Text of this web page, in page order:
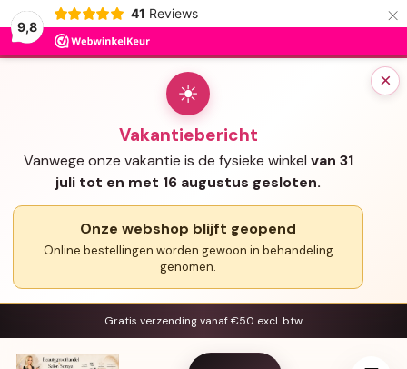
9,8
41 Reviews ×
×
☀
Vakantiebericht
Vanwege onze vakantie is de fysieke winkel van 31
juli tot en met 16 augustus gesloten.
Onze webshop blijft geopend
Online bestellingen worden gewoon in behandeling
genomen.
Gratis verzending vanaf €50 excl. btw